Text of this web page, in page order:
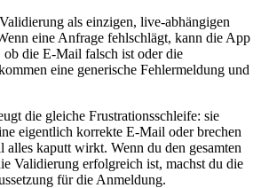
als einzigen, live‑abhängigen
eine Anfrage fehlschlägt, kann die App
die E‑Mail falsch ist oder die
eine generische Fehlermeldung und
die gleiche Frustrationsschleife: sie
eigentlich korrekte E‑Mail oder brechen
kaputt wirkt. Wenn du den gesamten
Validierung erfolgreich ist, machst du die
für die Anmeldung.